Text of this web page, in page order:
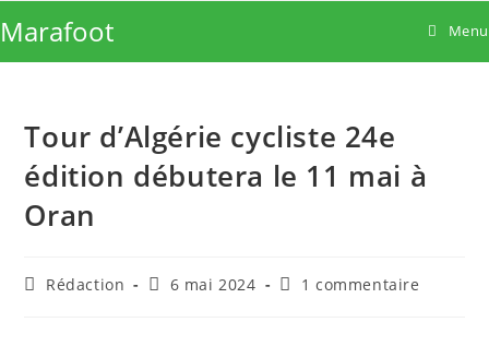
to
content
Marafoot Menu
Tour d’Algérie cycliste 24e
édition débutera le 11 mai à
Oran
Auteur/autrice
Rédaction
Publication
6 mai 2024
Commentaires
1 commentaire